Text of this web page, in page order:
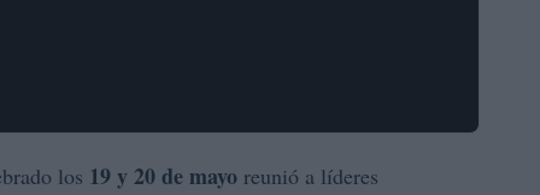
los 19 y 20 de mayo reunió a líderes